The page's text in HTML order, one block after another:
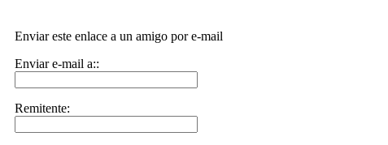
Enviar este enlace a un amigo por e-mail
Enviar e-mail a::
Remitente: